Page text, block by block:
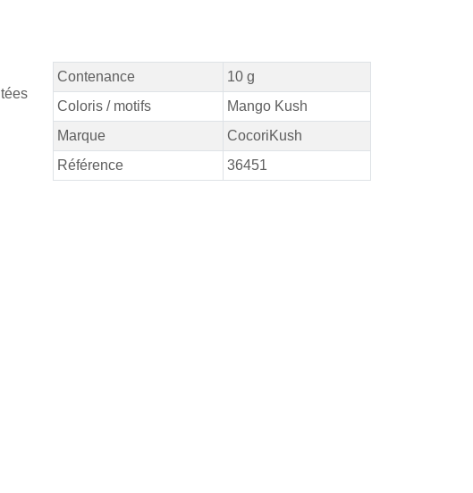
Contenance
10 g
Coloris / motifs
Mango Kush
Marque
CocoriKush
Référence
36451